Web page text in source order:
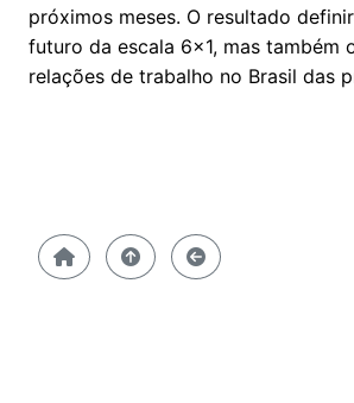
próximos meses. O resultado
futuro da escala 6x1, mas também
relações de trabalho no Brasil das